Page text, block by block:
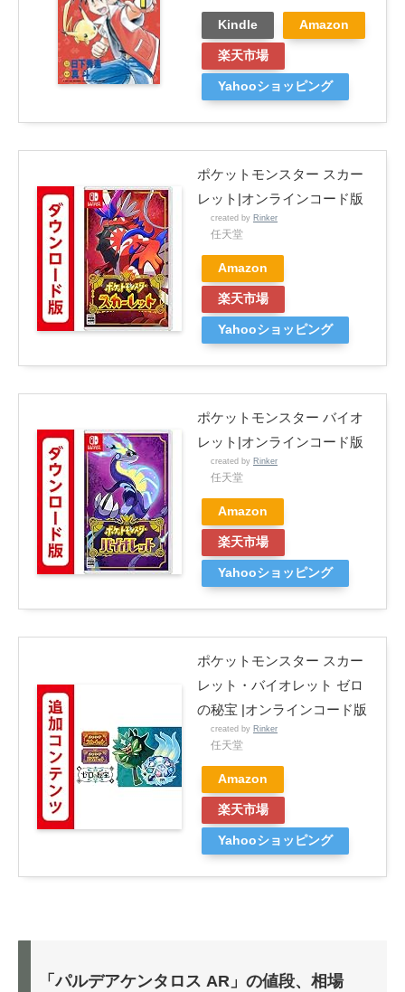
Kindle Amazon
楽天市場
Yahooショッピング
ポケットモンスター スカー
レット|オンラインコード版
created by Rinker
任天堂
Amazon
楽天市場
Yahooショッピング
ポケットモンスター バイオ
レット|オンラインコード版
created by Rinker
任天堂
Amazon
楽天市場
Yahooショッピング
ポケットモンスター スカー
レット・バイオレット ゼロ
の秘宝 |オンラインコード版
created by Rinker
任天堂
Amazon
楽天市場
Yahooショッピング
「パルデアケンタロス AR」の値段、相場